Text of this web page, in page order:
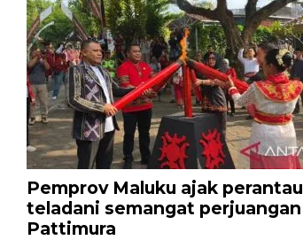
Pemprov Maluku ajak perantau
teladani semangat perjuangan
Pattimura